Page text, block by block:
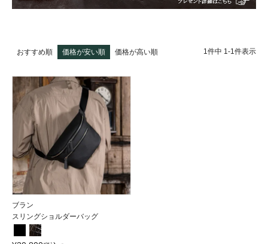
おすすめ順 価格が安い順 価格が高い順 1件中 1-1件表示
ブラン
スリングショルダーバッグ